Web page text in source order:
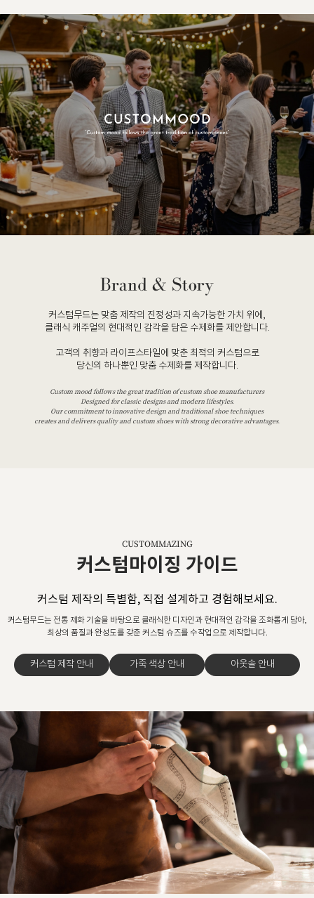
커스텀무드는 맞춤 제작의 진정성과 지속가능한 가치 위에,
클래식 캐주얼의 현대적인 감각을 담은 수제화를 제안합니다.
고객의 취향과 라이프스타일에 맞춘 최적의 커스텀으로
당신의 하나뿐인 맞춤 수제화를 제작합니다.
Custom mood follows the great tradition of custom shoe manufacturers
Designed for classic designs and modern lifestyles.
Our commitment to innovative design and traditional shoe techniques
creates and delivers quality and custom shoes with strong decorative advantages.
CUSTOMMAZING
커스텀마이징 가이드
커스텀 제작의 특별함, 직접 설계하고 경험해보세요.
커스텀무드는 전통 제화 기술을 바탕으로 클래식한 디자인과 현대적인 감각을 조화롭게 담아,
최상의 품질과 완성도를 갖춘 커스텀 슈즈를 수작업으로 제작합니다.
커스텀 제작 안내 가죽 색상 안내 아웃솔 안내